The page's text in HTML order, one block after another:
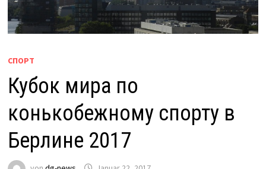
СПОРТ
Кубок мира по
конькобежному спорту в
Берлине 2017